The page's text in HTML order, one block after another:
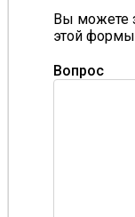
Вы можете
этой
Вопрос